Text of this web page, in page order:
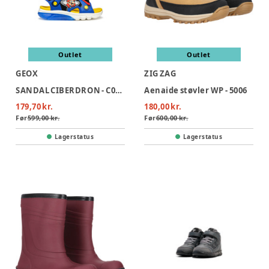
Outlet
GEOX
SANDAL CIBERDRON - C0833
179,70 kr.
Før599,00 kr.
Lagerstatus
Outlet
ZIG ZAG
Aenaide støvler WP - 5006
180,00 kr.
Før600,00 kr.
Lagerstatus